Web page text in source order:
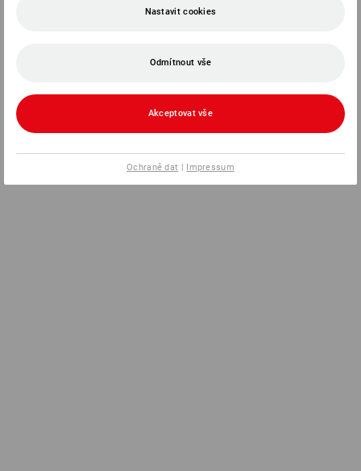
Nastavit cookies
Odmítnout vše
Akceptovat vše
Ochraně dat | Impressum